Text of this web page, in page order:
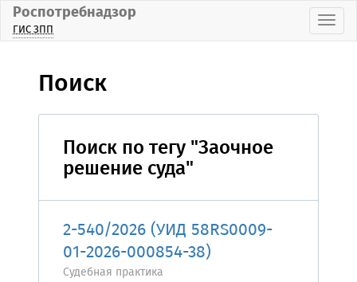
Роспотребнадзор
ГИС ЗПП
Поиск
Поиск по тегу "Заочное
решение суда"
2-540/2026 (УИД 58RS0009-
01-2026-000854-38)
Судебная практика